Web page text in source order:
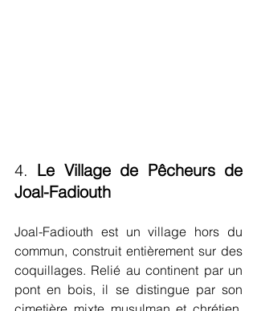
4. Le Village de Pêcheurs de
Joal-Fadiouth
Joal-Fadiouth est un village hors du
commun, construit entièrement sur des
coquillages. Relié au continent par un
pont en bois, il se distingue par son